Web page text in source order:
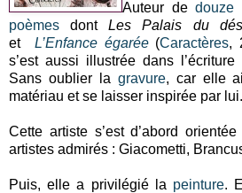
Auteur de douze
poèmes dontLes Palais du
et L’Enfance égarée (Caractères,
s’est aussi illustrée dans
Sans oublier la gravure, car elle
matériau et se laisser inspirée par lui.
Cette artiste s’est d’abord
artistes admirés : Giacometti,
Puis, elle a privilégié la peinture.